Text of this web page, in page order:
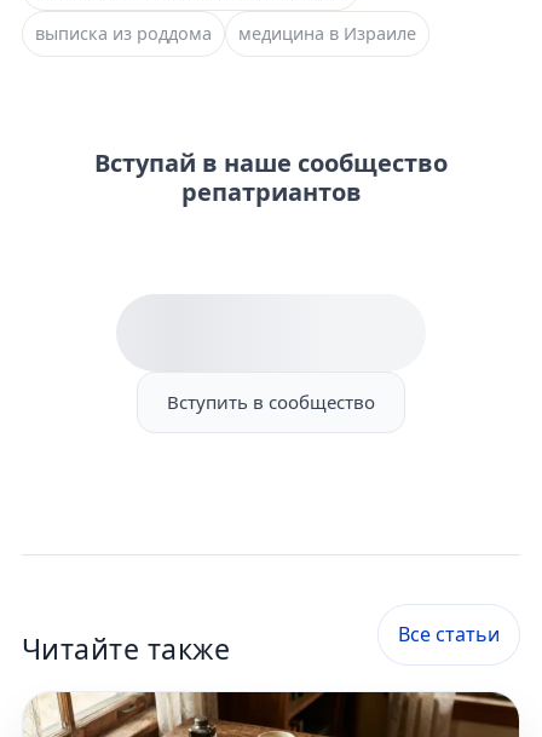
выписка из роддома
медицина в Израиле
Вступай в наше сообщество
репатриантов
Вступить в сообщество
Читайте также Все статьи